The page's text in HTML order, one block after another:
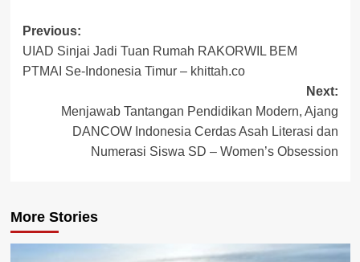
Post
navigation
Previous:
UIAD Sinjai Jadi Tuan Rumah RAKORWIL BEM
PTMAI Se-Indonesia Timur – khittah.co
Next:
Menjawab Tantangan Pendidikan Modern, Ajang
DANCOW Indonesia Cerdas Asah Literasi dan
Numerasi Siswa SD – Women’s Obsession
More Stories